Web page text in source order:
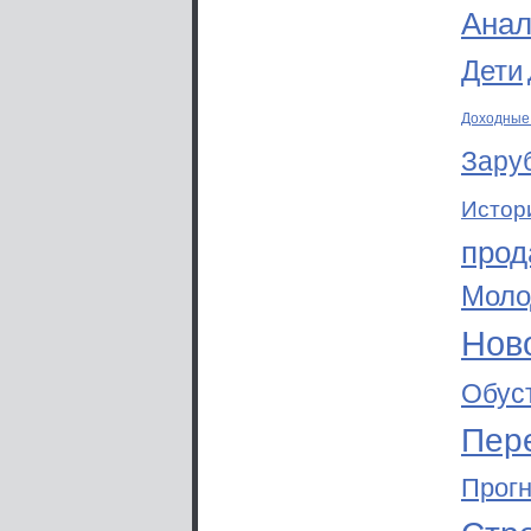
Дети